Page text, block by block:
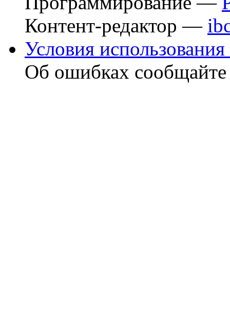
Контент-редактор —
Условия использования
Об ошибках